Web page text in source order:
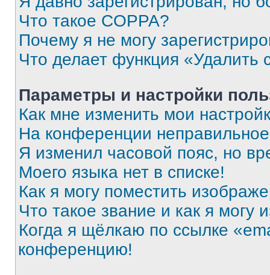
Что такое COPPA?
Почему я не могу
Что делает функция «Удалить
Параметры и настройки
Как мне изменить мои
На конференции
Я изменил часовой пояс, но
Моего языка нет в списке!
Как я могу поместить
Что такое звание и как я могу
Когда я щёлкаю по ссылке
конференцию!